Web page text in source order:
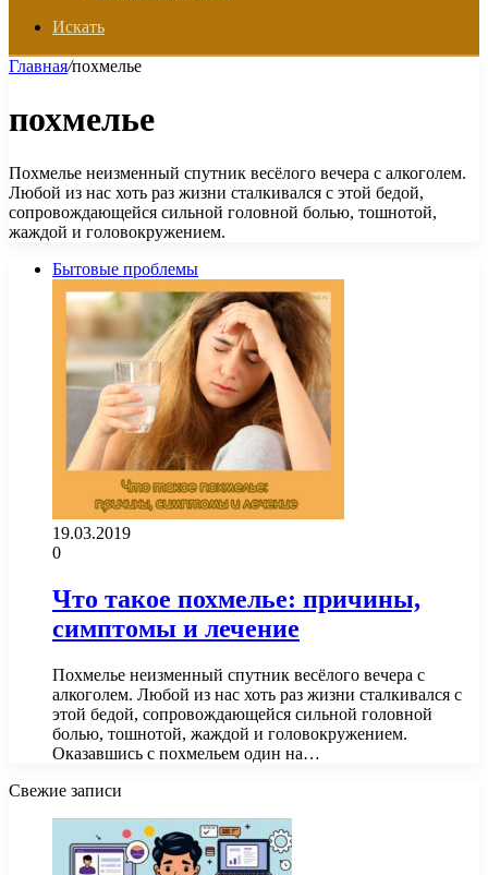
Искать
Главная/похмелье
похмелье
Похмелье неизменный спутник весёлого вечера с алкоголем.
Любой из нас хоть раз жизни сталкивался с этой бедой,
сопровождающейся сильной головной болью, тошнотой,
жаждой и головокружением.
Бытовые проблемы
19.03.2019
0
Что такое похмелье: причины,
симптомы и лечение
Похмелье неизменный спутник весёлого вечера с
алкоголем. Любой из нас хоть раз жизни сталкивался с
этой бедой, сопровождающейся сильной головной
болью, тошнотой, жаждой и головокружением.
Оказавшись с похмельем один на…
Свежие записи